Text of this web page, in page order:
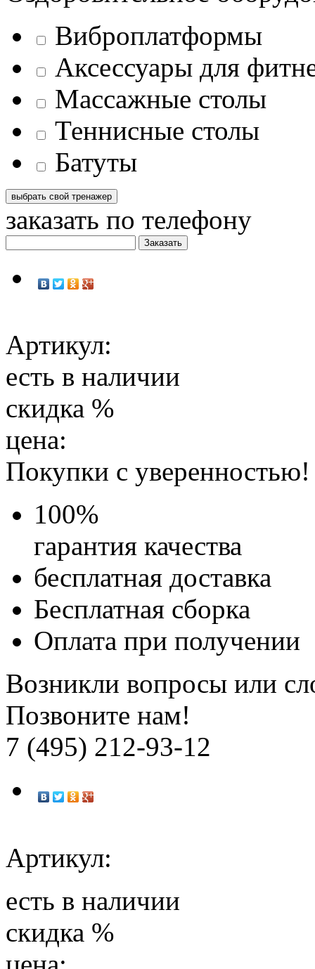
Виброплатформы
Аксессуары для
Массажные столы
Теннисные столы
Батуты
заказать по телефону
Артикул:
есть в наличии
скидка %
цена:
Покупки с уверенностью!
100%
гарантия качества
бесплатная доставка
Бесплатная сборка
Оплата при получении
Возникли вопросы или
Позвоните нам!
7 (495) 212-93-12
Артикул:
есть в наличии
скидка %